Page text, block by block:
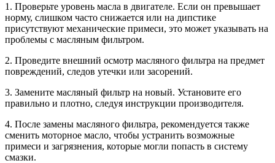
1. Проверьте уровень масла в двигателе. Если он превышает
норму, слишком часто снижается или на дипстике
присутствуют механические примеси, это может указывать на
проблемы с масляным фильтром.
2. Проведите внешний осмотр масляного фильтра на предмет
повреждений, следов утечки или засорений.
3. Замените масляный фильтр на новый. Установите его
правильно и плотно, следуя инструкции производителя.
4. После замены масляного фильтра, рекомендуется также
сменить моторное масло, чтобы устранить возможные
примеси и загрязнения, которые могли попасть в систему
смазки.